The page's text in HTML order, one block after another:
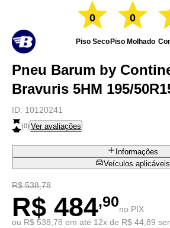
0
Piso Seco
0
Piso Molhado
Pneu Barum by
Bravuris 5HM 195/
ID: 10120241
(0) Ver avaliações
Informações
Veículos aplicáveis
R$ 538,78
R$ 484,90no PIX
ou R$ 538,78 em até 12x de R$ 44,89